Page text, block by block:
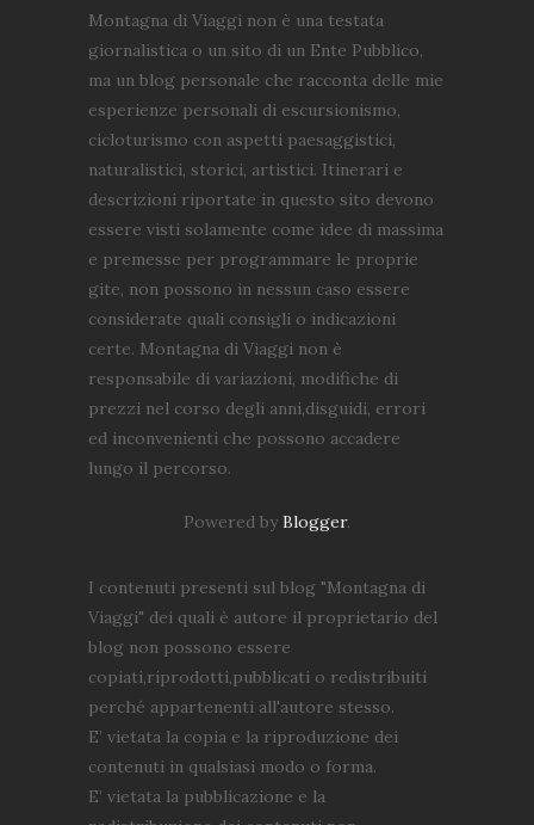
Montagna di Viaggi non è una testata
giornalistica o un sito di un Ente Pubblico,
ma un blog personale che racconta delle mie
esperienze personali di escursionismo,
cicloturismo con aspetti paesaggistici,
naturalistici, storici, artistici. Itinerari e
descrizioni riportate in questo sito devono
essere visti solamente come idee di massima
e premesse per programmare le proprie
gite, non possono in nessun caso essere
considerate quali consigli o indicazioni
certe. Montagna di Viaggi non è
responsabile di variazioni, modifiche di
prezzi nel corso degli anni,disguidi, errori
ed inconvenienti che possono accadere
lungo il percorso.
Powered byBlogger.
I contenuti presenti sul blog "Montagna di
Viaggi" dei quali è autore il proprietario del
blog non possono essere
copiati,riprodotti,pubblicati o redistribuiti
perché appartenenti all'autore stesso.
E’ vietata la copia e la riproduzione dei
contenuti in qualsiasi modo o forma.
E’ vietata la pubblicazione e la